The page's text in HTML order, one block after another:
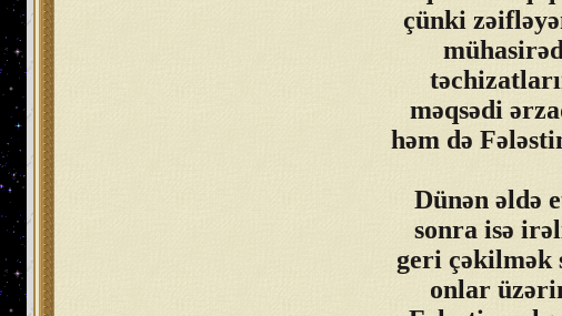
çünki
məqsədi
həm də
Dünən əldə
sonra isə
geri çəkilmək
onlar